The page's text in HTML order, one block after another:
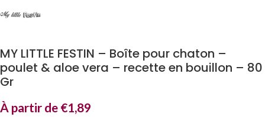
MY LITTLE FESTIN – Boîte pour chaton –
poulet & aloe vera – recette en bouillon – 80
Gr
À partir de €1,89